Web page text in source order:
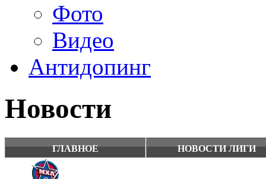
Фото
Видео
Антидопинг
Новости
ГЛАВНОЕ НОВОСТИ ЛИГИ